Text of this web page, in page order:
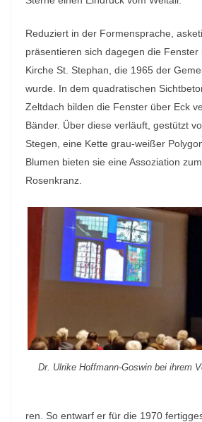
Reduziert in der Formensprache,
präsentieren sich dagegen die Fenster
Kirche St. Stephan, die 1965 der
wurde. In dem quadratischen
Zeltdach bilden die Fenster über Eck
Bänder. Über diese verläuft, gestützt
Stegen, eine Kette grau-weißer
Blumen bieten sie eine Assoziation
Rosenkranz.
Dr. Ulrike Hoffmann-Goswin bei ihrem
ren. So entwarf er für die 1970